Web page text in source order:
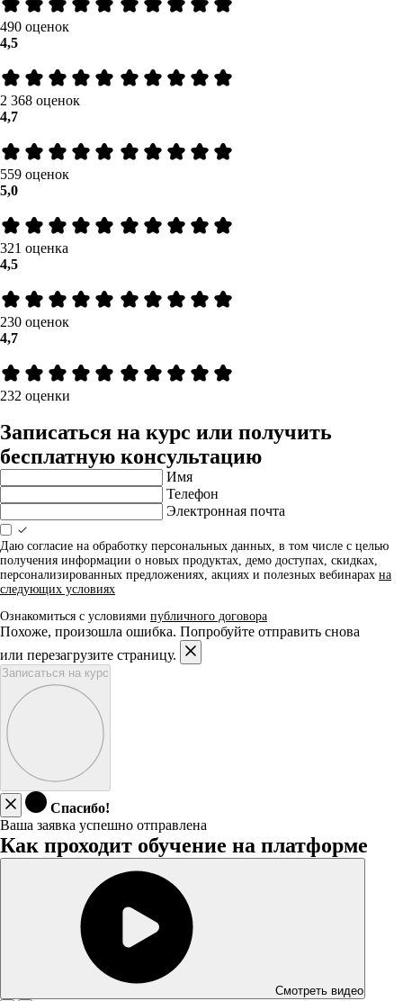
490 оценок
4,5
2 368 оценок
4,7
559 оценок
5,0
321 оценка
4,5
230 оценок
4,7
232 оценки
Записаться на курс или получить
бесплатную консультацию
Имя
Телефон
Электронная почта
Даю согласие на обработку персональных данных, в том числе с целью
получения информации о новых продуктах, демо доступах, скидках,
персонализированных предложениях, акциях и полезных вебинарах на
следующих условиях
Ознакомиться с условиями публичного договора
Похоже, произошла ошибка. Попробуйте отправить снова
или перезагрузите страницу.
Записаться на курс
Спасибо!
Ваша заявка успешно отправлена
Как проходит обучение на платформе
Смотреть видео